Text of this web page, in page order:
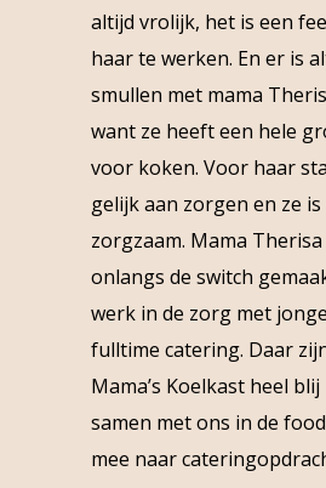
altijd vrolijk, het is een
haar te werken. En er is
smullen met mama
want ze heeft een hele
voor koken. Voor haar
gelijk aan zorgen en ze
zorgzaam. Mama
onlangs de switch
werk in de zorg met
fulltime catering. Daar
Mama’s Koelkast heel
samen met ons in de
mee naar